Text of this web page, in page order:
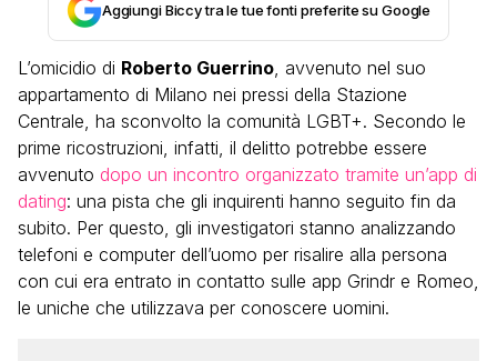
Aggiungi Biccy tra le tue fonti preferite su Google
L’omicidio di Roberto Guerrino, avvenuto nel suo
appartamento di Milano nei pressi della Stazione
Centrale, ha sconvolto la comunità LGBT+. Secondo le
prime ricostruzioni, infatti, il delitto potrebbe essere
avvenuto dopo un incontro organizzato tramite un’app di
dating: una pista che gli inquirenti hanno seguito fin da
subito. Per questo, gli investigatori stanno analizzando
telefoni e computer dell’uomo per risalire alla persona
con cui era entrato in contatto sulle app Grindr e Romeo,
le uniche che utilizzava per conoscere uomini.